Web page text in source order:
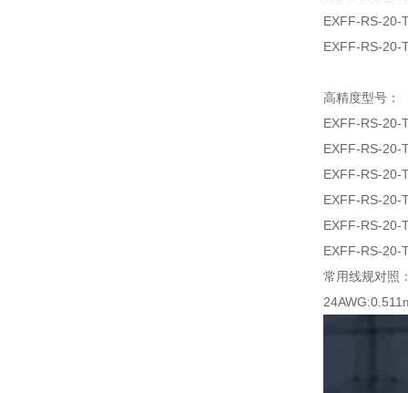
EXFF-RS-20-
EXFF-RS-20-
高精度型号：
EXFF-RS-20-
EXFF-RS-20-
EXFF-RS-20-
EXFF-RS-20-
EXFF-RS-20-
EXFF-RS-20-
常用线规对照